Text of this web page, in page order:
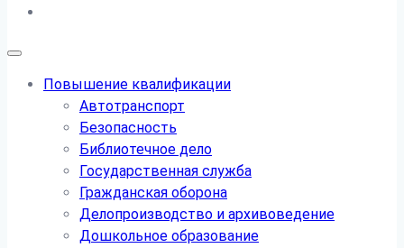
Повышение квалификации
Автотранспорт
Безопасность
Библиотечное дело
Государственная служба
Гражданская оборона
Делопроизводство и архивоведение
Дошкольное образование